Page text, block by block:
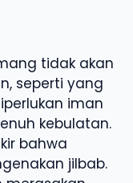
tidak akan
seperti yang
iman
kebulatan.
bahwa
jilbab.